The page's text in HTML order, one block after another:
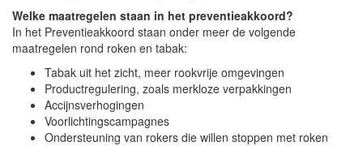
Welke maatregelen staan in het preventieakkoord?
In het Preventieakkoord staan onder meer de volgende
maatregelen rond roken en tabak:
Tabak uit het zicht, meer rookvrije omgevingen
Productregulering, zoals merkloze verpakkingen
Accijnsverhogingen
Voorlichtingscampagnes
Ondersteuning van rokers die willen stoppen met roken